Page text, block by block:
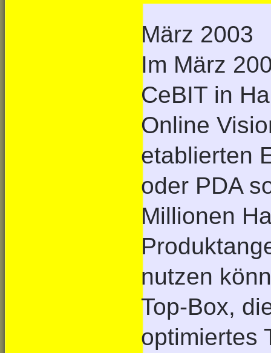
März 2003
Im März
CeBIT in
Online
etablierten
oder PDA
Millionen
nutzen
Top-Box,
optimiertes